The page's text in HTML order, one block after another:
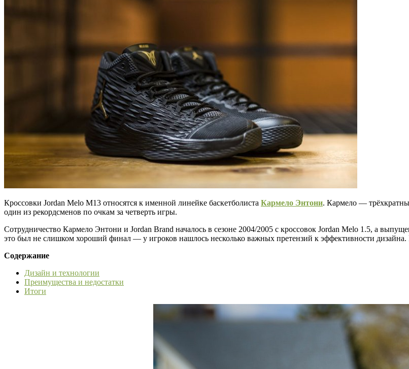
Кроссовки Jordan Melo M13 относятся к именной линейке баскетболиста Кармело Энтони. Кармело —
один из рекордсменов по очкам за четверть игры.
Сотрудничество Кармело Энтони и Jordan Brand началось в сезоне 2004/2005 с кроссовок Jordan Melo 1.5, а
это был не слишком хороший финал — у игроков нашлось несколько важных претензий к эффективности дизайна.
Содержание
Дизайн и технологии
Преимущества и недостатки
Итоги